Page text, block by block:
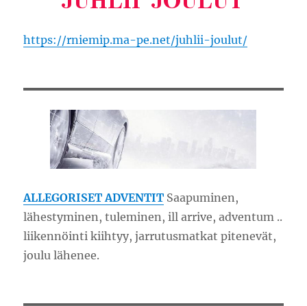
https://rniemip.ma-pe.net/juhlii-joulut/
ALLEGORISET ADVENTIT Saapuminen,
lähestyminen, tuleminen, ill arrive, adventum ..
liikennöinti kiihtyy, jarrutusmatkat pitenevät,
joulu lähenee.